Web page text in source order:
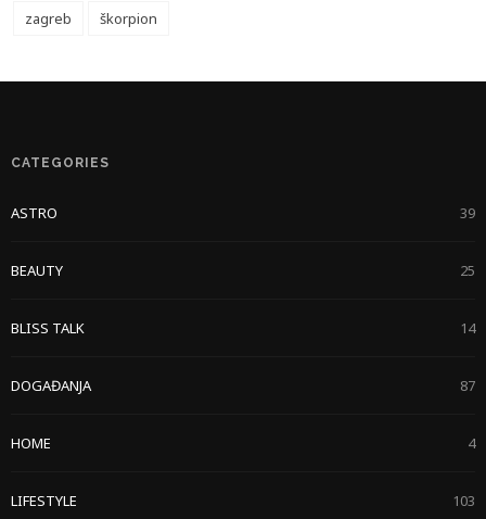
zagreb
škorpion
CATEGORIES
ASTRO 39
BEAUTY 25
BLISS TALK 14
DOGAĐANJA 87
HOME 4
LIFESTYLE 103